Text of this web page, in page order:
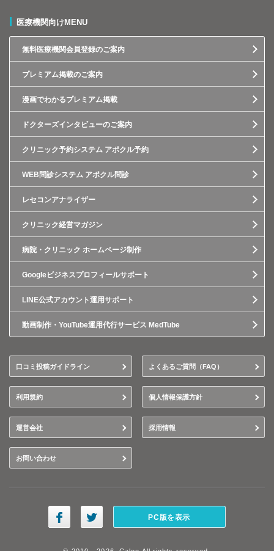
医療機関向けMENU
無料医療機関会員登録のご案内
プレミアム掲載のご案内
漫画でわかるプレミアム掲載
ドクターズインタビューのご案内
クリニック予約システム アポクル予約
WEB問診システム アポクル問診
レセコンアナライザー
クリニック経営マガジン
病院・クリニック ホームページ制作
Googleビジネスプロフィールサポート
LINE公式アカウント運用サポート
動画制作・YouTube運用代行サービス MedTube
口コミ投稿ガイドライン よくあるご質問（FAQ）
利用規約 個人情報保護方針
運営会社 採用情報
お問い合わせ
PC版を表示